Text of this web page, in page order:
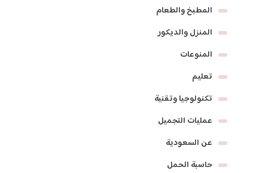
المطبخ والطعام
المنزل والديكور
المنوعات
تعليم
تكنولوجيا وتقنية
عمليات التجميل
عن السعودية
حاسبة الحمل